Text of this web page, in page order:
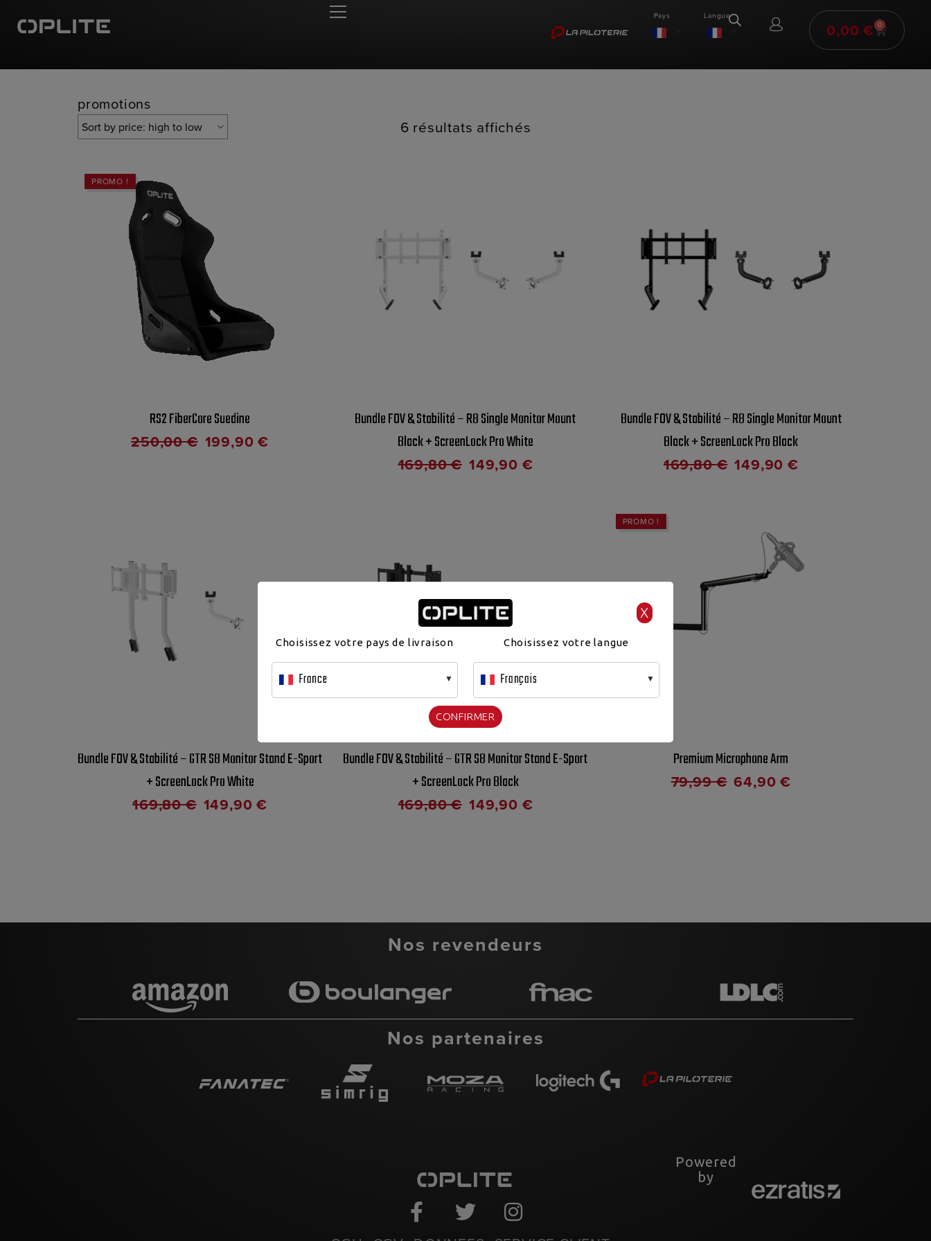
Pays Langue
0,00€ 0
promotions
6 résultats affichés
PROMO !
RS2 FiberCore Suedine
250,00€ 199,90€
Bundle FOV & Stabilité – R8 Single Monitor Mount
Black + ScreenLock Pro White
169,80€ 149,90 €
Bundle FOV & Stabilité – R8 Single Monitor Mount
Black + ScreenLock Pro Black
169,80€ 149,90 €
Bundle FOV & Stabilité – GTR S8 Monitor Stand E-Sport
+ ScreenLock Pro White
169,80€ 149,90€
Bundle FOV & Stabilité – GTR S8 Monitor Stand E-Sport
+ ScreenLock Pro Black
169,80€ 149,90 €
PROMO !
Premium Microphone Arm
79,99€ 64,90€
Nos revendeurs
Nos partenaires
Powered
by
X
Choisissez votre pays de livraison
France
Choisissez votre langue
Français
CONFIRMER